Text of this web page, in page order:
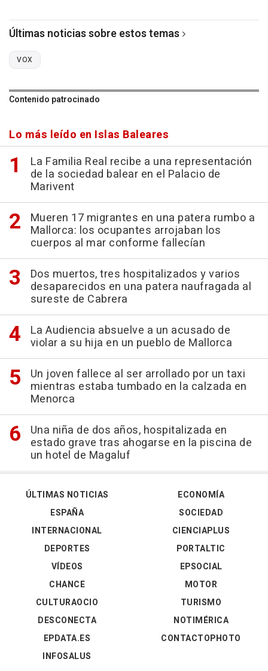
Últimas noticias sobre estos temas
VOX
Contenido patrocinado
Lo más leído en Islas Baleares
La Familia Real recibe a una representación
de la sociedad balear en el Palacio de
Marivent
Mueren 17 migrantes en una patera rumbo a
Mallorca: los ocupantes arrojaban los
cuerpos al mar conforme fallecían
Dos muertos, tres hospitalizados y varios
desaparecidos en una patera naufragada al
sureste de Cabrera
La Audiencia absuelve a un acusado de
violar a su hija en un pueblo de Mallorca
Un joven fallece al ser arrollado por un taxi
mientras estaba tumbado en la calzada en
Menorca
Una niña de dos años, hospitalizada en
estado grave tras ahogarse en la piscina de
un hotel de Magaluf
ÚLTIMAS NOTICIAS
ESPAÑA
INTERNACIONAL
DEPORTES
VÍDEOS
ECONOMÍA
SOCIEDAD
CIENCIAPLUS
PORTALTIC
EPSOCIAL
CHANCE
CULTURAOCIO
DESCONECTA
EPDATA.ES
INFOSALUS
MOTOR
TURISMO
NOTIMÉRICA
CONTACTOPHOTO